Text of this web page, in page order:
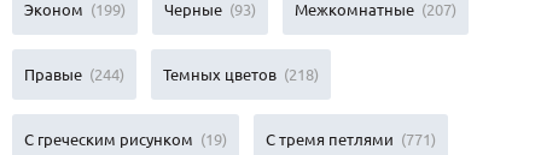
Эконом (199) Черные (93) Межкомнатные (207)
Правые (244) Темных цветов (218)
С греческим рисунком (19) С тремя петлями (771)